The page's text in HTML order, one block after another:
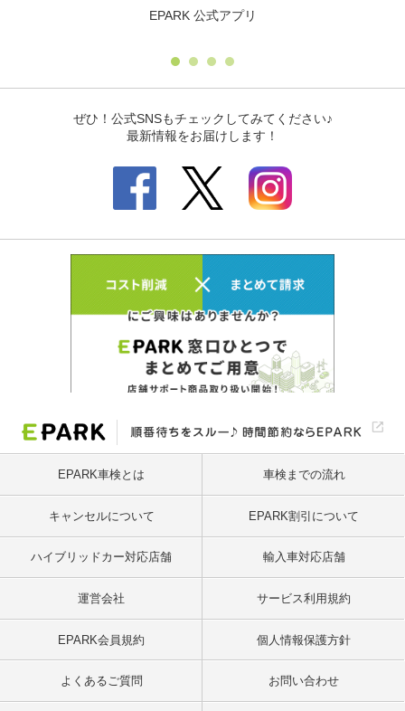
EPARK車検とは 車検までの流れ
キャンセルについて EPARK割引について
ハイブリッドカー対応店舗 輸入車対応店舗
運営会社 サービス利用規約
EPARK会員規約 個人情報保護方針
よくあるご質問 お問い合わせ